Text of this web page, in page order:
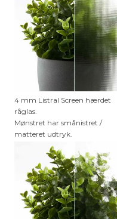
4 mm Listral Screen hærdet
råglas.
Mønstret har smånistret /
matteret udtryk.